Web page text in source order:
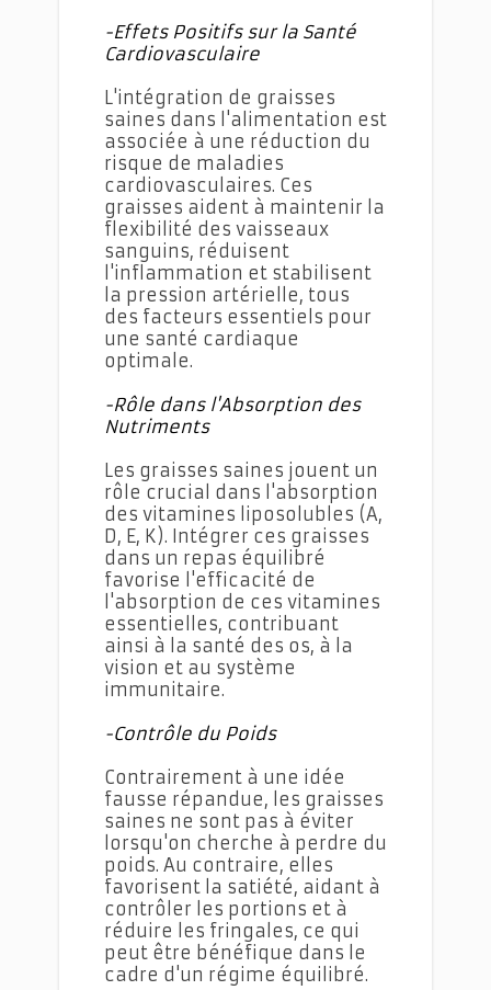
-Effets Positifs sur la Santé
Cardiovasculaire
L'intégration de graisses
saines dans l'alimentation est
associée à une réduction du
risque de maladies
cardiovasculaires. Ces
graisses aident à maintenir la
flexibilité des vaisseaux
sanguins, réduisent
l'inflammation et stabilisent
la pression artérielle, tous
des facteurs essentiels pour
une santé cardiaque
optimale.
-Rôle dans l'Absorption des
Nutriments
Les graisses saines jouent un
rôle crucial dans l'absorption
des vitamines liposolubles (A,
D, E, K). Intégrer ces graisses
dans un repas équilibré
favorise l'efficacité de
l'absorption de ces vitamines
essentielles, contribuant
ainsi à la santé des os, à la
vision et au système
immunitaire.
-Contrôle du Poids
Contrairement à une idée
fausse répandue, les graisses
saines ne sont pas à éviter
lorsqu'on cherche à perdre du
poids. Au contraire, elles
favorisent la satiété, aidant à
contrôler les portions et à
réduire les fringales, ce qui
peut être bénéfique dans le
cadre d'un régime équilibré.